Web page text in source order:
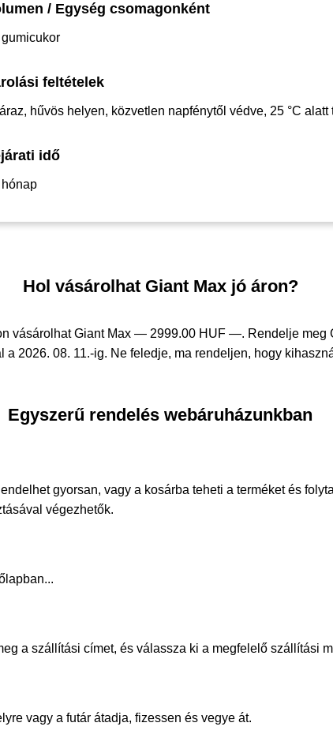
/ Egység csomagonként
feltételek
hűvös helyen, közvetlen napfénytől védve, 25 °C
idő
hónap
Hol vásárolhat Giant Max jó áron?
vásárolhat Giant Max — 2999.00 HUF —. Rendelje meg
a 2026. 08. 11.-ig. Ne feledje, ma rendeljen, hogy
Egyszerű rendelés webáruházunkban
gyorsan, vagy a kosárba teheti a terméket és
végezhetők.
a szállítási címet, és válassza ki a megfelelő szállítási
vagy a futár átadja, fizessen és vegye át.